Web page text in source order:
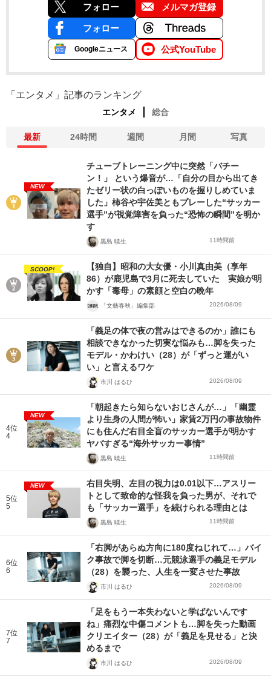
フォロー メルマガ登録
フォロー
Googleニュース 公式YouTube
「エンタメ」記事のランキング
エンタメ 総合
最新 24時間 週間 月間 写真
NEW
チューブトレーニング中に突然「バチー
ン！」 という爆音が…「自分の目から出てき
たゼリー状の白っぽいものを握りしめていま
した」柿谷や宇佐美ともプレーした“サッカー
選手”が視覚障害を負った“恐怖の瞬間”を明か
す
黒島 暁生 11時間前
SCOOP!
【独自】昭和の大女優・小川真由美（享年
86）が鹿児島で3月に死去していた 実娘が明
かす「毒母」の素顔と空白の晩年
「文藝春秋」編集部 2026/08/09
「義足の体で夜の営みはできるのか」誰にも
相談できなかった切実な悩みも…脚を失った
モデル・かわけい（28）が「ずっと運がい
い」と言えるワケ
市川 はるひ 2026/08/09
4位
4
NEW
「朝起きたら知らないおじさんが…」「幽霊
より生身の人間が怖い」家賃2万円の事故物件
にも住んだ右目全盲のサッカー選手が明かす
ヤバすぎる“海外サッカー事情”
黒島 暁生 11時間前
5位
5
NEW
右目失明、左目の視力は0.01以下…アスリー
トとして致命的な怪我を負った男が、それで
も「サッカー選手」を続けられる理由とは
黒島 暁生 11時間前
6位
6
「右脚があらぬ方向に180度ねじれて…」バイ
ク事故で脚を切断…元競泳選手の義足モデル
（28）を襲った、人生を一変させた事故
市川 はるひ 2026/08/09
7位
7
「足をもう一本失わないと学ばないんです
ね」痛烈な中傷コメントも…脚を失った動画
クリエイター（28）が「義足を見せる」と決
めるまで
市川 はるひ 2026/08/09